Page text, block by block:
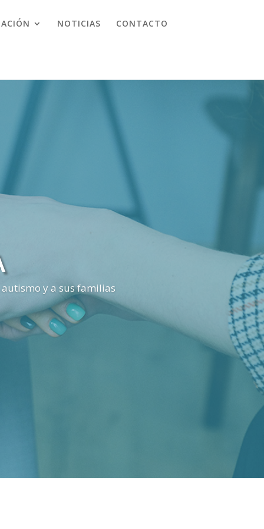
NOTICIAS CONTACTO
y a sus familias